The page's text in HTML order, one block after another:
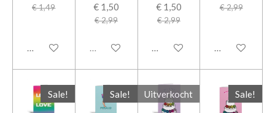
€ 1,49
In winkelwagen
€ 1,50
€ 2,99
Uitverkocht
€ 1,50
€ 2,99
In winkelwagen
€ 2,99
In
Sale! Sale! Uitverkocht Sale!